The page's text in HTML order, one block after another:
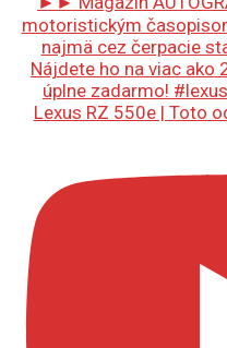
Lexus RZ 550e | Toto